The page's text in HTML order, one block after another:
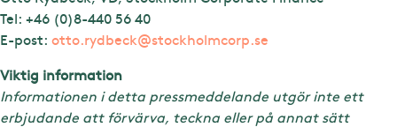
Tel: +46 (0)8-440 56 40
E-post: otto.rydbeck@stockholmcorp.se
Viktig information
Informationen i detta pressmeddelande utgör inte ett
erbjudande att förvärva, teckna eller på annat sätt